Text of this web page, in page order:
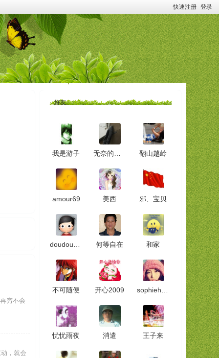
快速注册 登录
穷不会
，就会
好友
我是游子 翻山越岭
amour69 美西 邪、宝贝
何等自在 和家
不可随便 开心2009
忧忧雨夜 消遣 王子来